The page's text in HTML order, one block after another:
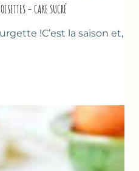
– CAKE SUCRÉ
!C’est la saison et,